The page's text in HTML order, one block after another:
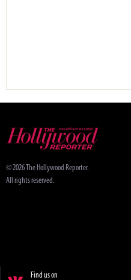
© 2026 The Hollywood Reporter.
All rights reserved.
Find us on